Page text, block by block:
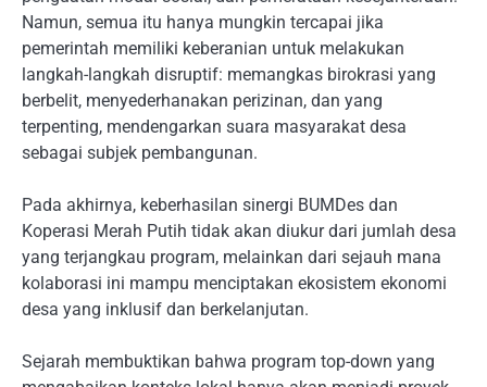
Namun, semua itu hanya mungkin tercapai jika
pemerintah memiliki keberanian untuk melakukan
langkah-langkah disruptif: memangkas birokrasi yang
berbelit, menyederhanakan perizinan, dan yang
terpenting, mendengarkan suara masyarakat desa
sebagai subjek pembangunan.
Pada akhirnya, keberhasilan sinergi BUMDes dan
Koperasi Merah Putih tidak akan diukur dari jumlah desa
yang terjangkau program, melainkan dari sejauh mana
kolaborasi ini mampu menciptakan ekosistem ekonomi
desa yang inklusif dan berkelanjutan.
Sejarah membuktikan bahwa program top-down yang